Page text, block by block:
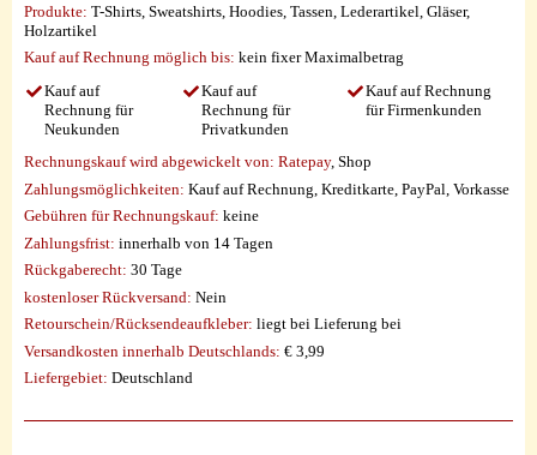
Produkte: T-Shirts, Sweatshirts, Hoodies, Tassen, Lederartikel, Gläser,
Holzartikel
Kauf auf Rechnung möglich bis: kein fixer Maximalbetrag
Kauf auf
Rechnung für
Neukunden
Kauf auf
Rechnung für
Privatkunden
Kauf auf Rechnung
für Firmenkunden
Rechnungskauf wird abgewickelt von: Ratepay, Shop
Zahlungsmöglichkeiten: Kauf auf Rechnung, Kreditkarte, PayPal, Vorkasse
Gebühren für Rechnungskauf: keine
Zahlungsfrist: innerhalb von 14 Tagen
Rückgaberecht: 30 Tage
kostenloser Rückversand: Nein
Retourschein/Rücksendeaufkleber: liegt bei Lieferung bei
Versandkosten innerhalb Deutschlands: € 3,99
Liefergebiet: Deutschland